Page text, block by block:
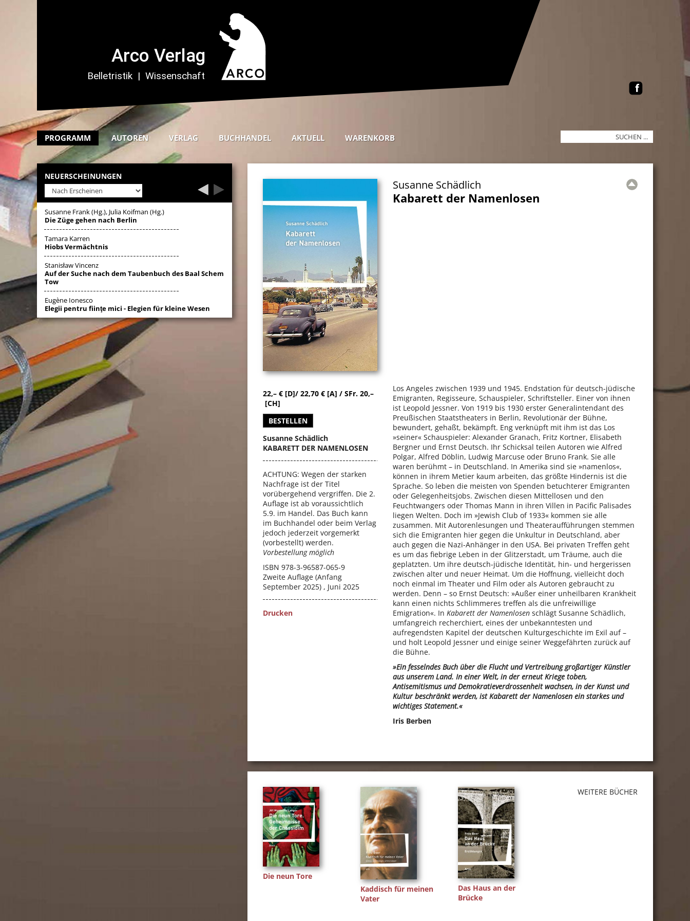
PROGRAMM AUTOREN VERLAG BUCHHANDEL AKTUELL WARENKORB
NEUERSCHEINUNGEN
Susanne Frank (Hg.), Julia Koifman (Hg.)
Die Züge gehen nach Berlin
Tamara Karren
Hiobs Vermächtnis
Stanisław Vincenz
Auf der Suche nach dem Taubenbuch des Baal Schem
Tow
Eugène Ionesco
Elegii pentru fiinţe mici - Elegien für kleine Wesen
Susanne Schädlich
Kabarett der Namenlosen
Los Angeles zwischen 1939 und 1945. Endstation für deutsch-jüdische
Emigranten, Regisseure, Schauspieler, Schriftsteller. Einer von ihnen
ist Leopold Jessner. Von 1919 bis 1930 erster Generalintendant des
Preußischen Staatstheaters in Berlin, Revolutionär der Bühne,
bewundert, gehaßt, bekämpft. Eng verknüpft mit ihm ist das Los
»seiner« Schauspieler: Alexander Granach, Fritz Kortner, Elisabeth
Bergner und Ernst Deutsch. Ihr Schicksal teilen Autoren wie Alfred
Polgar, Alfred Döblin, Ludwig Marcuse oder Bruno Frank. Sie alle
waren berühmt – in Deutschland. In Amerika sind sie »namenlos«,
können in ihrem Metier kaum arbeiten, das größte Hindernis ist die
Sprache. So leben die meisten von Spenden betuchterer Emigranten
oder Gelegenheitsjobs. Zwischen diesen Mittellosen und den
Feuchtwangers oder Thomas Mann in ihren Villen in Pacific Palisades
liegen Welten. Doch im »Jewish Club of 1933« kommen sie alle
zusammen. Mit Autorenlesungen und Theateraufführungen stemmen
sich die Emigranten hier gegen die Unkultur in Deutschland, aber
auch gegen die Nazi-Anhänger in den USA. Bei privaten Treffen geht
es um das fiebrige Leben in der Glitzerstadt, um Träume, auch die
geplatzten. Um ihre deutsch-jüdische Identität, hin- und hergerissen
zwischen alter und neuer Heimat. Um die Hoffnung, vielleicht doch
noch einmal im Theater und Film oder als Autoren gebraucht zu
werden. Denn – so Ernst Deutsch: »Außer einer unheilbaren Krankheit
kann einen nichts Schlimmeres treffen als die unfreiwillige
Emigration«. In Kabarett der Namenlosen schlägt Susanne Schädlich,
umfangreich recherchiert, eines der unbekanntesten und
aufregendsten Kapitel der deutschen Kulturgeschichte im Exil auf –
und holt Leopold Jessner und einige seiner Weggefährten zurück auf
die Bühne.
»Ein fesselndes Buch über die Flucht und Vertreibung großartiger Künstler
aus unserem Land. In einer Welt, in der erneut Kriege toben,
Antisemitismus und Demokratieverdrossenheit wachsen, in der Kunst und
Kultur beschränkt werden, ist Kabarett der Namenlosen ein starkes und
wichtiges Statement.«
Iris Berben
22,– € [D]/ 22,70 € [A] / SFr. 20,–
[CH]
BESTELLEN
Susanne Schädlich
KABARETT DER NAMENLOSEN
ACHTUNG: Wegen der starken
Nachfrage ist der Titel
vorübergehend vergriffen. Die 2.
Auflage ist ab voraussichtlich
5.9. im Handel. Das Buch kann
im Buchhandel oder beim Verlag
jedoch jederzeit vorgemerkt
(vorbestellt) werden.
Vorbestellung möglich
ISBN 978-3-96587-065-9
Zweite Auflage (Anfang
September 2025) , Juni 2025
Drucken
WEITERE BÜCHER
Die neun Tore
Kaddisch für meinen
Vater
Das Haus an der
Brücke